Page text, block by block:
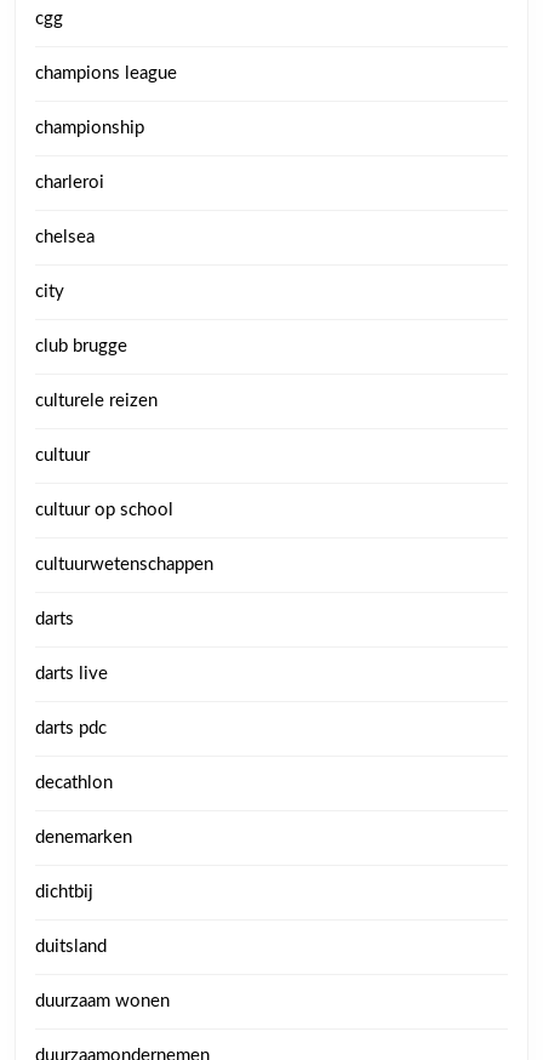
cgg
champions league
championship
charleroi
chelsea
city
club brugge
culturele reizen
cultuur
cultuur op school
cultuurwetenschappen
darts
darts live
darts pdc
decathlon
denemarken
dichtbij
duitsland
duurzaam wonen
duurzaamondernemen